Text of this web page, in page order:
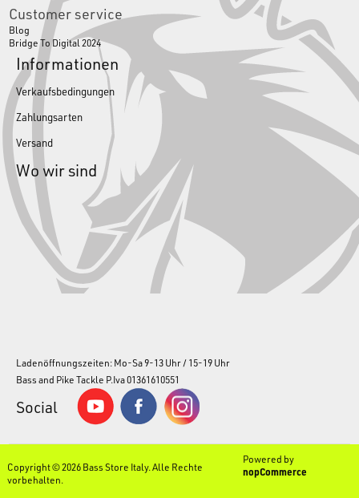
Customer service
Blog
Bridge To Digital 2024
Informationen
Verkaufsbedingungen
Zahlungsarten
Versand
Wo wir sind
Ladenöffnungszeiten: Mo-Sa 9-13 Uhr / 15-19 Uhr
Bass and Pike Tackle P.Iva 01361610551
Social
Copyright © 2026 Bass Store Italy. Alle Rechte
vorbehalten.
Powered by
nopCommerce